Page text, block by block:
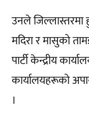
उनले जिल्लास्तरमा
मदिरा र मासुको
पार्टी केन्द्रीय
कार्यालयहरूको
।